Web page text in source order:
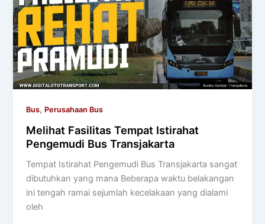
Bus, Perusahaan Bus
Melihat Fasilitas Tempat Istirahat
Pengemudi Bus Transjakarta
Tempat Istirahat Pengemudi Bus Transjakarta sangat
dibutuhkan yang mana Beberapa waktu belakangan
ini tengah ramai sejumlah kecelakaan yang dialami
oleh